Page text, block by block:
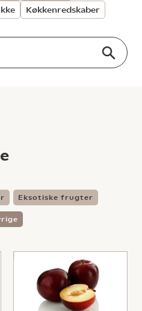
Køkkenredskaber
Eksotiske frugter